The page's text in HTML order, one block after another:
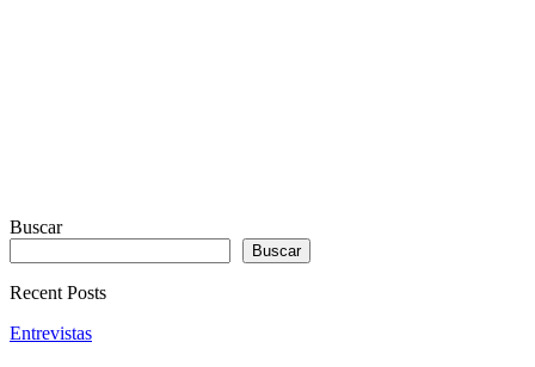
Buscar
Buscar
Recent Posts
Entrevistas